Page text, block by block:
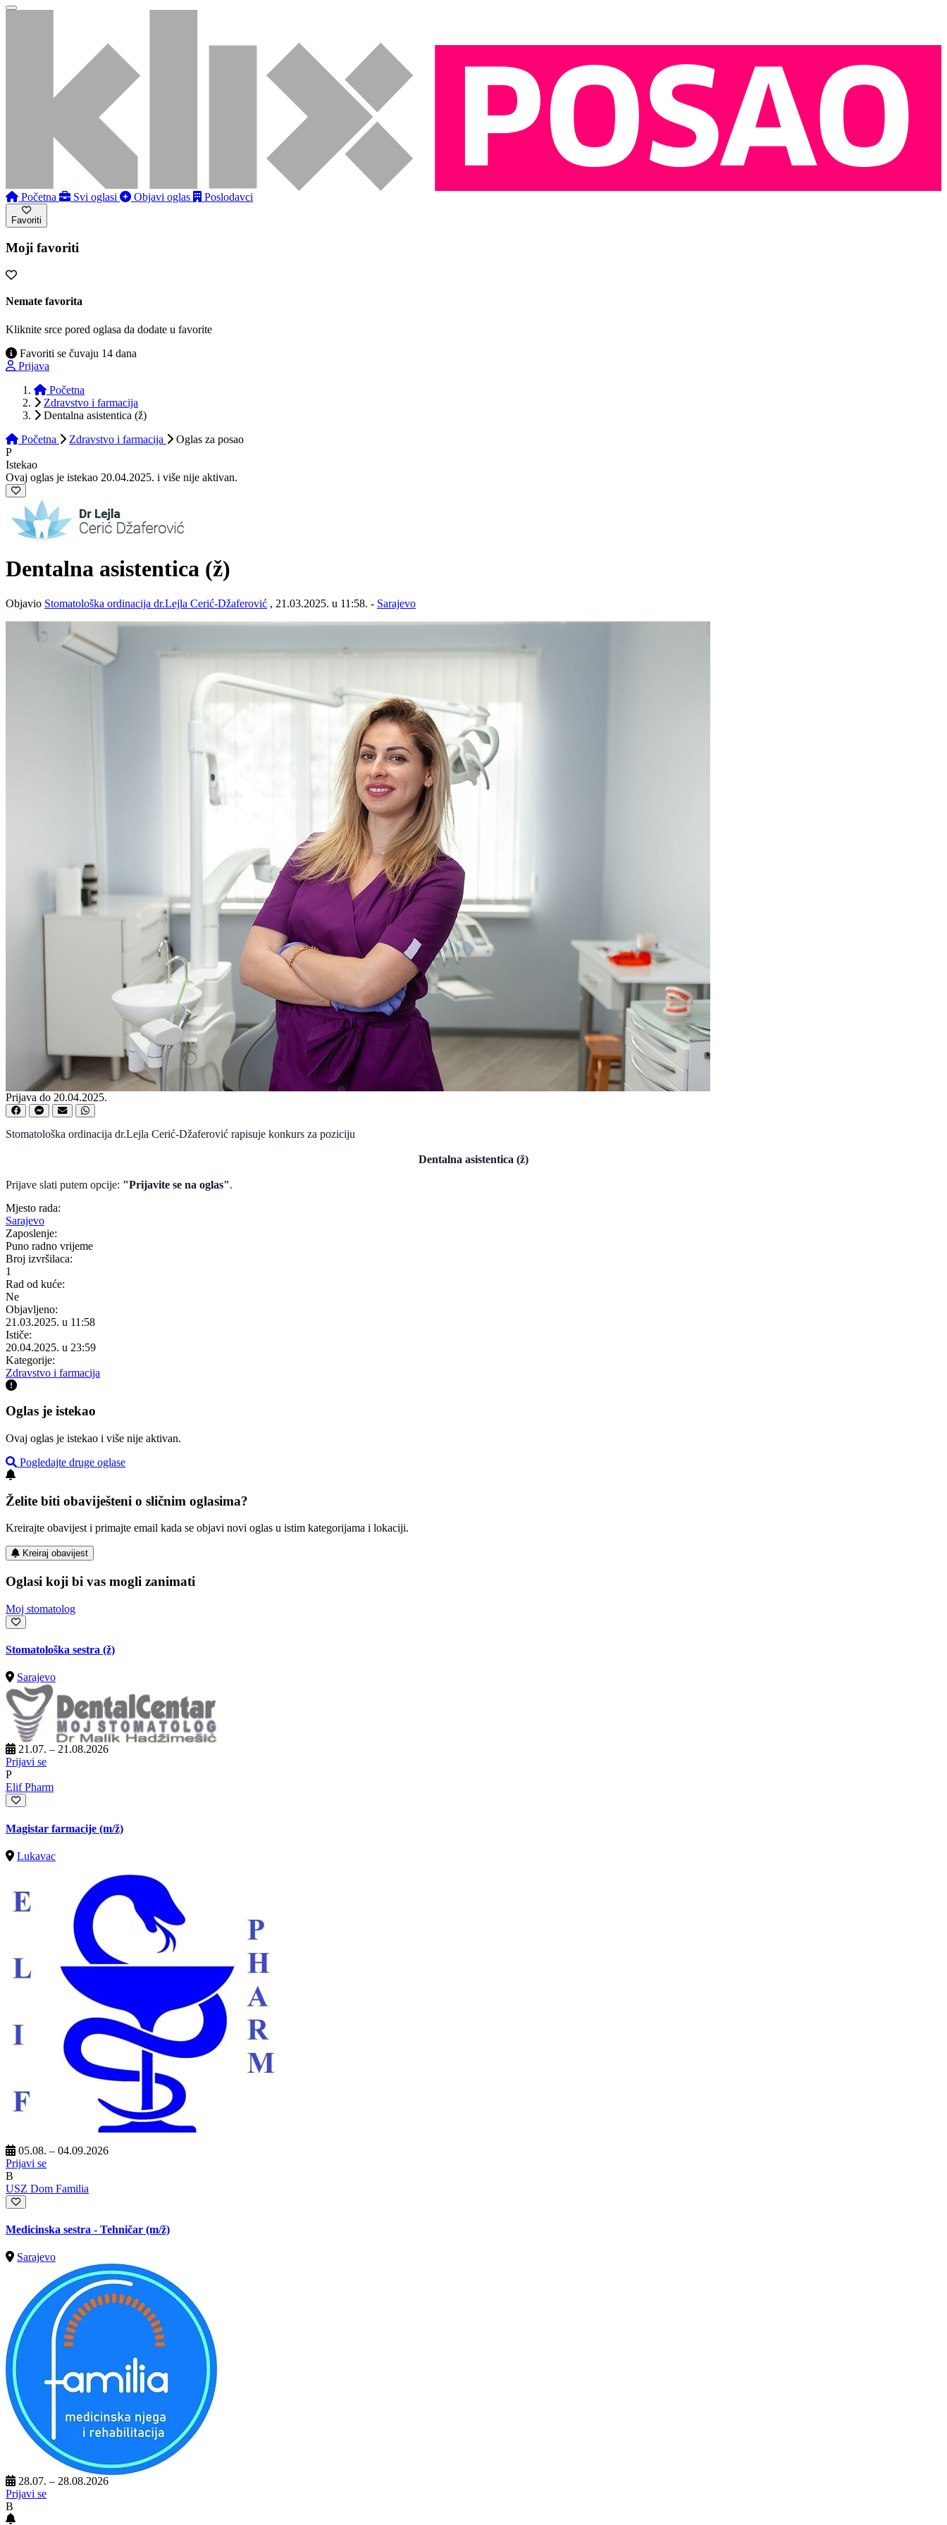
Početna Svi oglasi Objavi oglas Poslodavci
Favoriti
Moji favoriti
Nemate favorita
Kliknite srce pored oglasa da dodate u favorite
Favoriti se čuvaju 14 dana
Prijava
Početna
Zdravstvo i farmacija
Dentalna asistentica (ž)
Početna
Zdravstvo i farmacija Oglas za posao
P
Istekao
Ovaj oglas je istekao 20.04.2025. i više nije aktivan.
Dentalna asistentica (ž)
Objavio Stomatološka ordinacija dr.Lejla Cerić-Džaferović , 21.03.2025. u 11:58. - Sarajevo
Prijava do 20.04.2025.
Stomatološka ordinacija dr.Lejla Cerić-Džaferović rapisuje konkurs za poziciju
Dentalna asistentica (ž)
Prijave slati putem opcije: "Prijavite se na oglas".
Mjesto rada:
Sarajevo
Zaposlenje:
Puno radno vrijeme
Broj izvršilaca:
1
Rad od kuće:
Ne
Objavljeno:
21.03.2025. u 11:58
Ističe:
20.04.2025. u 23:59
Kategorije:
Zdravstvo i farmacija
Oglas je istekao
Ovaj oglas je istekao i više nije aktivan.
Pogledajte druge oglase
Želite biti obaviješteni o sličnim oglasima?
Kreirajte obavijest i primajte email kada se objavi novi oglas u istim kategorijama i lokaciji.
Kreiraj obavijest
Oglasi koji bi vas mogli zanimati
Moj stomatolog
Stomatološka sestra (ž)
Sarajevo
21.07. – 21.08.2026
Prijavi se
P
Elif Pharm
Magistar farmacije (m/ž)
Lukavac
05.08. – 04.09.2026
Prijavi se
B
USZ Dom Familia
Medicinska sestra - Tehničar (m/ž)
Sarajevo
28.07. – 28.08.2026
Prijavi se
B